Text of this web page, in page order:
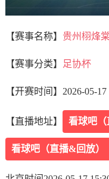
【赛事名称】 贵州栩烽棠
【赛事分类】 足协杯
【开赛时间】 2026-05-
【直播地址】 看球吧（
看球吧（直播&回放）